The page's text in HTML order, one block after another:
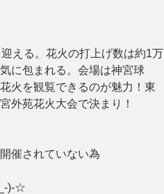
える。花火の打上げ数は約1万
に包まれる。会場は神宮球
火を観覧できるのが魅力！東
外苑花火大会で決まり！
催されていない為
)-☆